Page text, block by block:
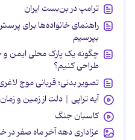
ترامپ در بن‌بست ایران
راهنمای خانواده‌ها برای
بپرسیم
چگونه یک پارک محلی ایمن و
طراحی کنیم؟
تصویر بدنی؛ قربانی موج
آیه تراپی | دلت از زمین و
کاسبان جنگ
عزاداری دهه آخر ماه صفر در